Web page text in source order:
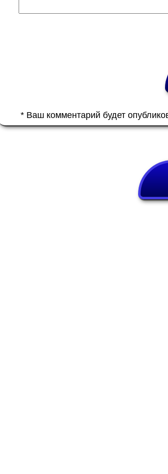
* Ваш комментарий будет